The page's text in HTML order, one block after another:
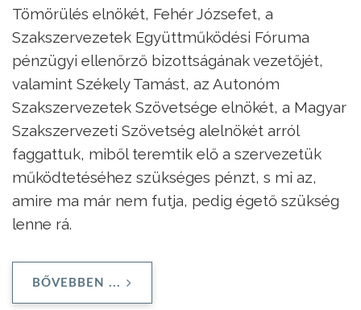
Tömörülés elnökét, Fehér Józsefet, a
Szakszervezetek Együttműködési Fóruma
pénzügyi ellenőrző bizottságának vezetőjét,
valamint Székely Tamást, az Autonóm
Szakszervezetek Szövetsége elnökét, a Magyar
Szakszervezeti Szövetség alelnökét arról
faggattuk, miből teremtik elő a szervezetük
működtetéséhez szükséges pénzt, s mi az,
amire ma már nem futja, pedig égető szükség
lenne rá.
BŐVEBBEN ...